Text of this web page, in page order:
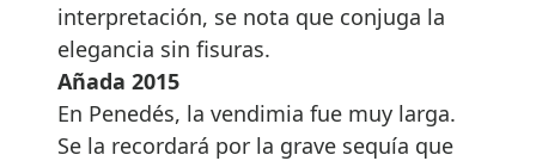
interpretación, se nota que conjuga la
elegancia sin fisuras.
Añada 2015
En Penedés, la vendimia fue muy larga.
Se la recordará por la grave sequía que